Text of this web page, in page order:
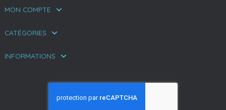
MON COMPTE
CATÉGORIES
INFORMATIONS